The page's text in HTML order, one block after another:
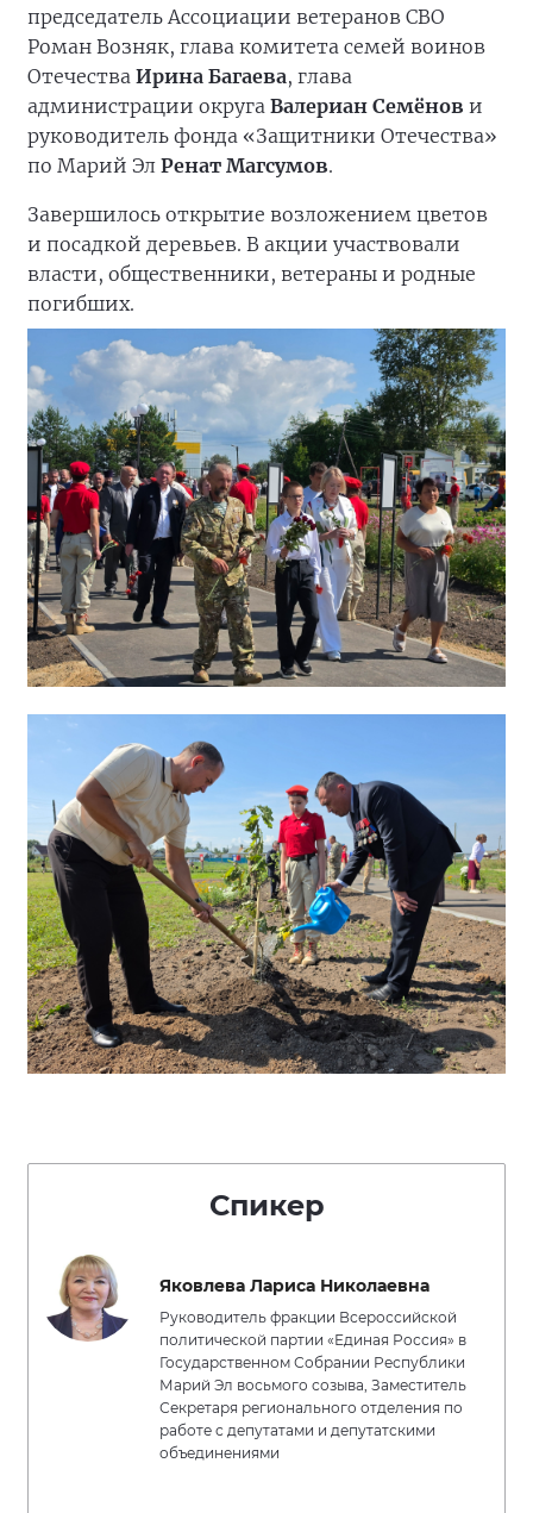
председатель Ассоциации ветеранов СВО
Роман Возняк, глава комитета семей воинов
Отечества Ирина Багаева, глава
администрации округа Валериан Семёнов и
руководитель фонда «Защитники Отечества»
по Марий Эл Ренат Магсумов.
Завершилось открытие возложением цветов
и посадкой деревьев. В акции участвовали
власти, общественники, ветераны и родные
погибших.
Спикер
Яковлева Лариса Николаевна
Руководитель фракции Всероссийской
политической партии «Единая Россия» в
Государственном Собрании Республики
Марий Эл восьмого созыва, Заместитель
Секретаря регионального отделения по
работе с депутатами и депутатскими
объединениями